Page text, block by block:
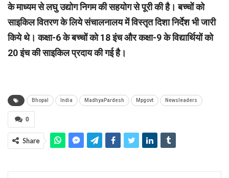
के माध्यम से लघु उद्योग निगम की सहयोग से पूरी की है। बच्चों को
साइकिल वितरण के लिये संचालनालय में विस्तृत दिशा निर्देश भी जारी
किये थे। कक्षा-6 के बच्चों को 18 इंच और कक्षा-9 के विद्यार्थियों को
20 इंच की साइकिल प्रदाय की गई है।
Bhopal India MadhyaPardesh Mpgovt Newsleaders
0
Share